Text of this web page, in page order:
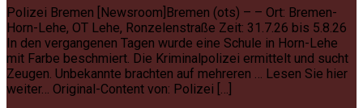
Polizei Bremen [Newsroom]Bremen (ots) – – Ort: Bremen-
Horn-Lehe, OT Lehe, Ronzelenstraße Zeit: 31.7.26 bis 5.8.26
In den vergangenen Tagen wurde eine Schule in Horn-Lehe
mit Farbe beschmiert. Die Kriminalpolizei ermittelt und sucht
Zeugen. Unbekannte brachten auf mehreren … Lesen Sie hier
weiter… Original-Content von: Polizei […]